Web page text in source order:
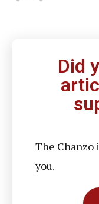
Did
The Chanzo
you.